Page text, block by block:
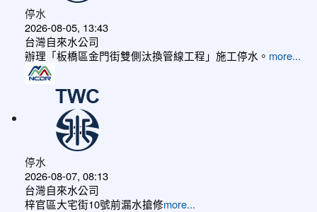
停水
2026-08-05, 13:43
台灣自來水公司
辦理「板橋區金門街雙側汰換管線工程」施工停水。 more...
停水
2026-08-07, 08:13
台灣自來水公司
梓官區大宅街10號前漏水搶修more...